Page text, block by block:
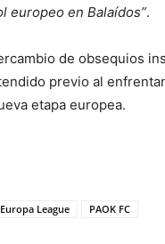
europeo en Balaídos”.
de obsequios
previo al
etapa europea.
Europa League PAOK FC